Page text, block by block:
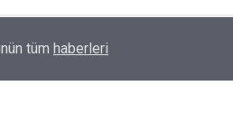
Çelebi çıkarması: TMO alım
tüm haberleri